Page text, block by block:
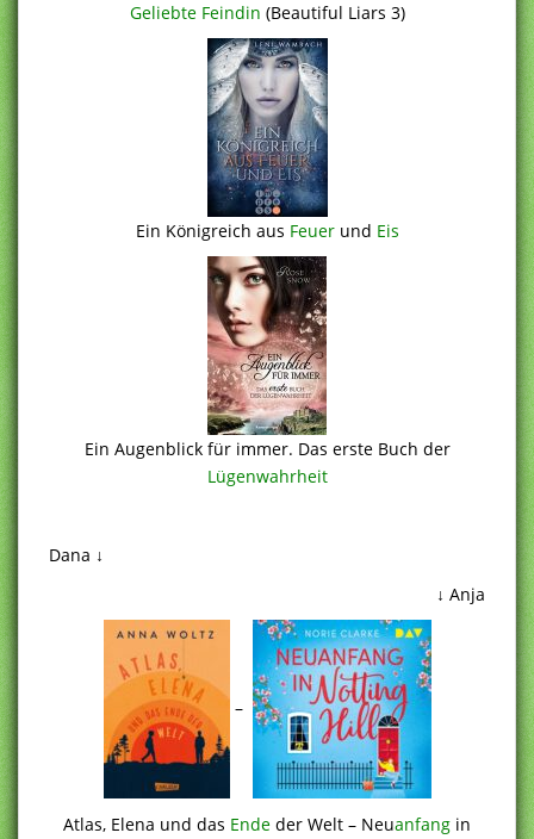
Geliebte Feindin (Beautiful Liars 3)
Ein Königreich aus Feuerund Eis
Ein Augenblick für immer. Das erste Buch der
Lügenwahrheit
Dana ↓
↓ Anja
–
Atlas, Elena und das Ende der Welt – Neuanfang in